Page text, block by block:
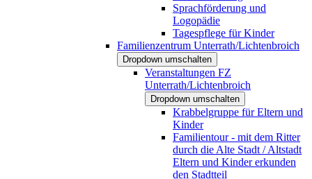
Sprachförderung und
Logopädie
Tagespflege für Kinder
Familienzentrum Unterrath/Lichtenbroich
Dropdown umschalten
Veranstaltungen FZ
Unterrath/Lichtenbroich
Dropdown umschalten
Krabbelgruppe für Eltern und
Kinder
Familientour - mit dem Ritter
durch die Alte Stadt / Altstadt
Eltern und Kinder erkunden
den Stadtteil